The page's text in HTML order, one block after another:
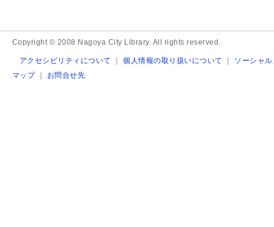
Copyright © 2008 Nagoya City Library. All rights reserved.
アクセシビリティについて ｜個人情報の取り扱いについて ｜ ソーシャ
マップ｜ お問合せ先